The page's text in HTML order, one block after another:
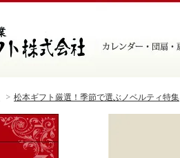
> 松本ギフト厳選！季節で選ぶノベルティ特集